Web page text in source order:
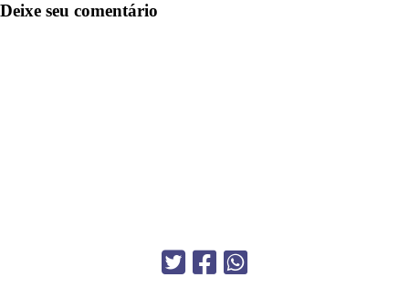
Deixe seu comentário